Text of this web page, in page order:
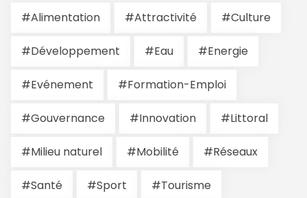
#Alimentation #Attractivité #Culture
#Développement #Eau #Energie
#Evénement #Formation-Emploi
#Gouvernance #Innovation #Littoral
#Milieu naturel #Mobilité #Réseaux
#Santé #Sport #Tourisme